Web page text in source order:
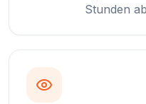
Stunden